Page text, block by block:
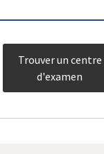
Trouver un centre
d'examen